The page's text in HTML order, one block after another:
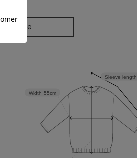
Size Guide
Sleeve length
Width 55cm